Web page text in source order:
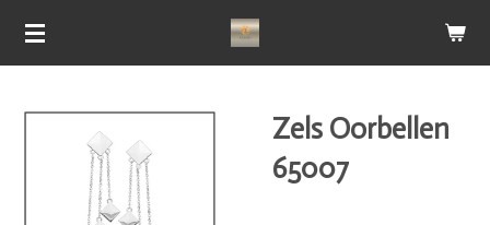
Ga
de
hoofdinhoud
Zels Oorbellen
65007